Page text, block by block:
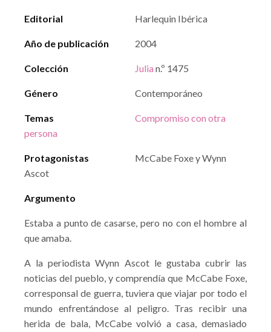
Editorial Harlequin Ibérica
Año de publicación 2004
Colección Julia n.º 1475
Género Contemporáneo
Temas
Compromiso con otra
persona
Protagonistas
McCabe Foxe y Wynn
Ascot
Argumento
Estaba a punto de casarse, pero no con el hombre al
que amaba.
A la periodista Wynn Ascot le gustaba cubrir las
noticias del pueblo, y comprendía que McCabe Foxe,
corresponsal de guerra, tuviera que viajar por todo el
mundo enfrentándose al peligro. Tras recibir una
herida de bala, McCabe volvió a casa, demasiado